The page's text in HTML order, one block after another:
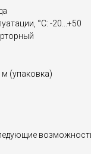
°С: -20...+50
м (упаковка)